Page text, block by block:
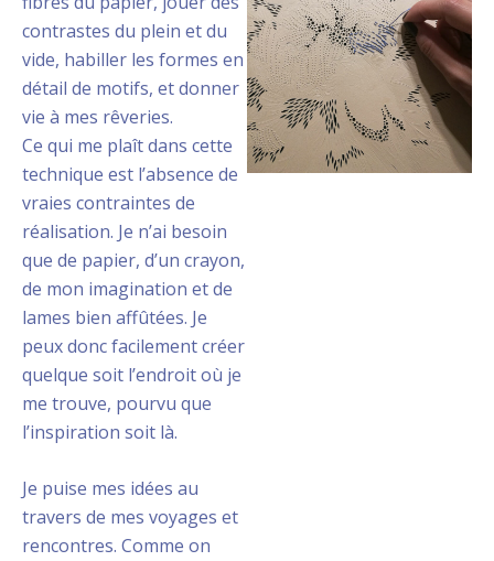
contrastes du plein et du
vide, habiller les formes en
détail de motifs, et donner
vie à mes rêveries.
Ce qui me plaît dans cette
technique est l’absence de
vraies contraintes de
réalisation. Je n’ai besoin
que de papier, d’un crayon,
de mon imagination et de
lames bien affûtées. Je
peux donc facilement créer
quelque soit l’endroit où je
me trouve, pourvu que
l’inspiration soit là.
Je puise mes idées au
travers de mes voyages et
rencontres. Comme on